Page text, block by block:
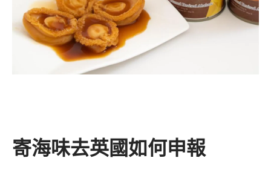
寄海味去英國如何申報